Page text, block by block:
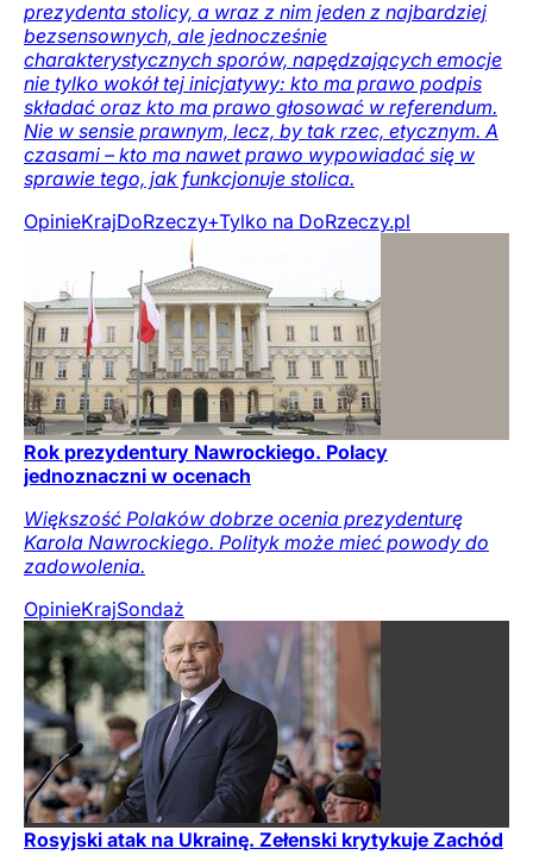
prezydenta stolicy, a wraz z nim jeden z najbardziej
bezsensownych, ale jednocześnie
charakterystycznych sporów, napędzających emocje
nie tylko wokół tej inicjatywy: kto ma prawo podpis
składać oraz kto ma prawo głosować w referendum.
Nie w sensie prawnym, lecz, by tak rzec, etycznym. A
czasami – kto ma nawet prawo wypowiadać się w
sprawie tego, jak funkcjonuje stolica.
OpinieKrajDoRzeczy+Tylko na DoRzeczy.pl
Rok prezydentury Nawrockiego. Polacy
jednoznaczni w ocenach
Większość Polaków dobrze ocenia prezydenturę
Karola Nawrockiego. Polityk może mieć powody do
zadowolenia.
OpinieKrajSondaż
Rosyjski atak na Ukrainę. Zełenski krytykuje Zachód